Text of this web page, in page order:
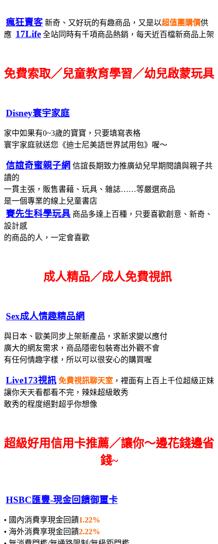
瘋狂賣客 新奇、又好玩的有趣商品，又是以超值團購價供
應 17Life 全站同時有千項商品熱銷，每天近百檔新商品上架
免費索取／兒童教育學習／幼兒啟蒙玩具
Disney寰宇家庭
家中如果有0~3歲的寶寶，只要填寫表格
寰宇家庭就送您《迪士尼美語世界試用包》喔～
信誼奇蜜親子網 信誼長期致力推廣幼兒早期閱讀與親子共
讀的
一貫主張，販售書藉、玩具、雜誌……等嚴選商品
是一個專業的線上兒童書店
賽先生科學玩具 商品多達上百種，只要喜歡創意、新奇、
設計感
的商品的人，一定會喜歡
成人精品／成人免費視訊
Sex成人情趣精品網
與日本、歐美同步上架新產品，求新求變以應付
廣大的網友需求， 商品隱密包裝寄出外觀不會
有任何情趣字樣，所以可以很安心的購買喔
Live173視訊 免費視訊聊天室 ，裡面有上百上千位超級正妹
讓你天天看都看不完，辣妹超級敢秀
敢秀的程度絕對超乎你想像
超級好用信用卡推薦／讓你～邊花錢邊省
錢~
HSBC匯豐-現金回饋御璽卡
• 國內消費享現金回饋1.22%
• 海外消費享現金回饋2.22%